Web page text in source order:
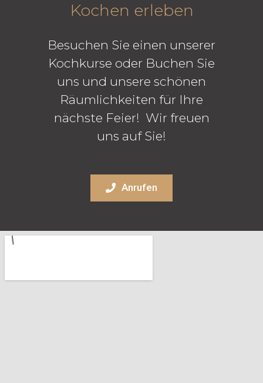
Kochen erleben
Besuchen Sie einen unserer
Kochkurse oder Buchen Sie
uns und unsere schönen
Räumlichkeiten für Ihre
nächste Feier! Wir freuen
uns auf Sie!
Anrufen